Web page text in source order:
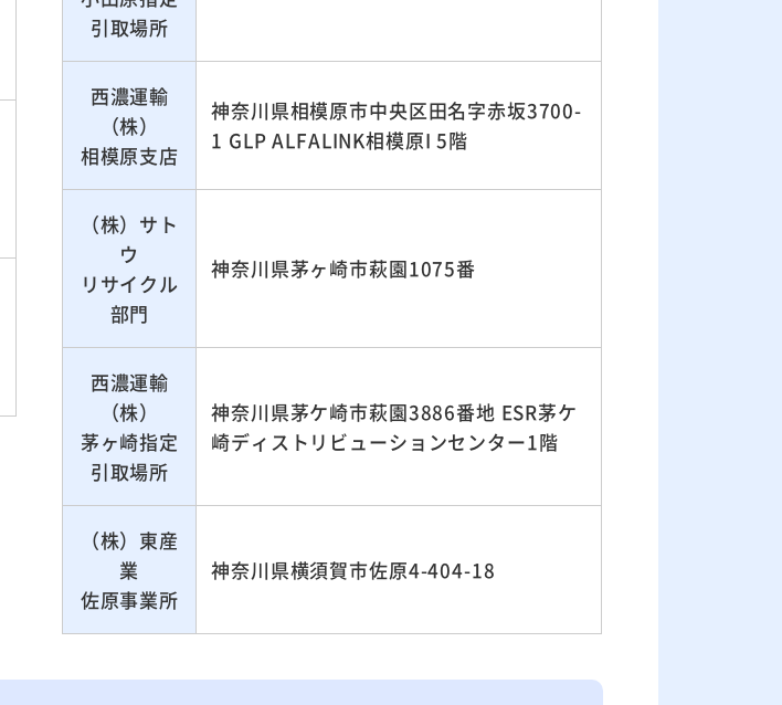
引取場所
西濃運輸
（株）
相模原支店
神奈川県相模原市中央区田名字赤坂3700-
1 GLP ALFALINK相模原I 5階
（株）サト
ウ
リサイクル
部門
神奈川県茅ヶ崎市萩園1075番
西濃運輸
（株）
茅ヶ崎指定
引取場所
神奈川県茅ケ崎市萩園3886番地 ESR茅ケ
崎ディストリビューションセンター1階
（株）東産
業
佐原事業所
神奈川県横須賀市佐原4-404-18